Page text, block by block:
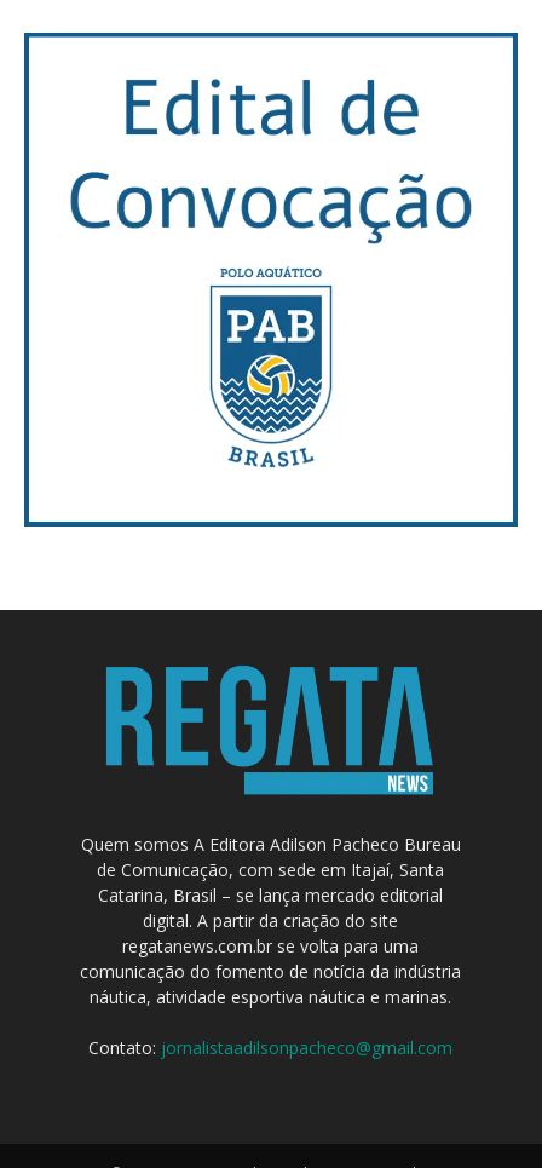
Quem somos A Editora Adilson Pacheco Bureau
de Comunicação, com sede em Itajaí, Santa
Catarina, Brasil – se lança mercado editorial
digital. A partir da criação do site
regatanews.com.br se volta para uma
comunicação do fomento de notícia da indústria
náutica, atividade esportiva náutica e marinas.
Contato: jornalistaadilsonpacheco@gmail.com